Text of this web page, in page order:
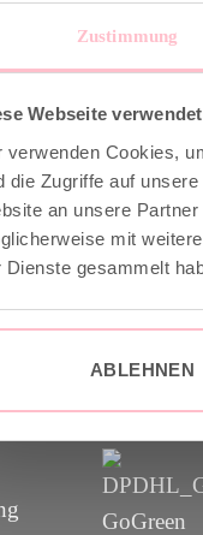
Zustimmung
Webseite
verwenden Cookies,
die Zugriffe auf
an unsere
mit
Dienste gesammelt
ABLEHNEN
✓
✓
✓Lieferun